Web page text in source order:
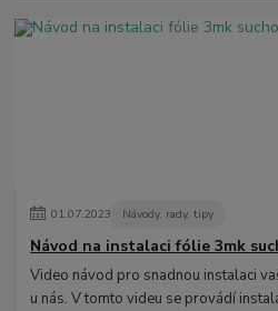
01.07.2023 Návody, rady, tipy
Návod na instalaci fólie 3mk
Video návod pro snadnou instalaci
u nás. V tomto videu se provádí